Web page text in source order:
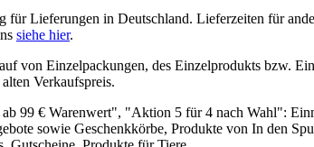
für Lieferungen in Deutschland. Lieferzeiten für
siehe hier.
von Einzelpackungen, des Einzelprodukts bzw.
Verkaufspreis.
99 € Warenwert", "Aktion 5 für 4 nach Wahl":
sowie Geschenkkörbe, Produkte von In den